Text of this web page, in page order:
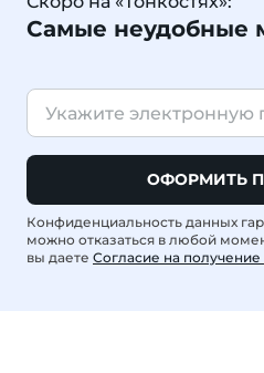
Самые неудобные
ОФОРМИТЬ
Конфиденциальность данных
можно отказаться в любой
вы даете Согласие на